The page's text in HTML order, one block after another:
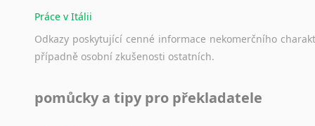
Práce v Itálii
Odkazy poskytující cenné informace nekomerčního
případně osobní zkušenosti ostatních.
pomůcky a tipy pro překladatele